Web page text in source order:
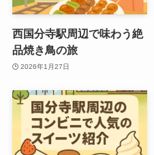
西国分寺駅周辺で味わう絶
品焼き鳥の旅
2026年1月27日